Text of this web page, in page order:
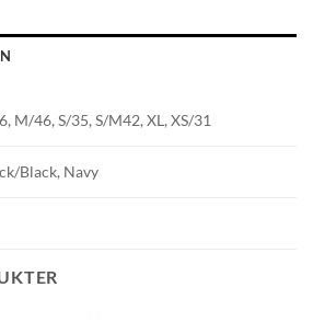
M/46, S/35, S/M42, XL, XS/31
Black, Navy